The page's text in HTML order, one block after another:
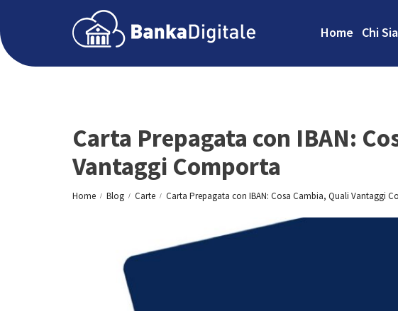
Home Chi
Carta Prepagata con IBAN:
Vantaggi Comporta
Home Blog Carte Carta Prepagata con IBAN: Cosa Cambia, Quali Vantaggi